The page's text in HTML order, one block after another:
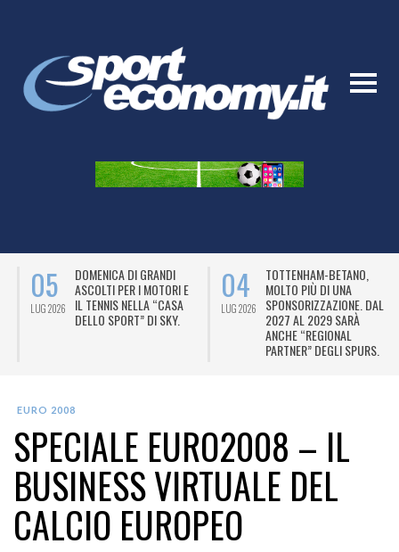
05
LUG 2026
DOMENICA DI GRANDI
ASCOLTI PER I MOTORI E
IL TENNIS NELLA “CASA
DELLO SPORT” DI SKY.
04
LUG 2026
TOTTENHAM-BETANO,
MOLTO PIÙ DI UNA
SPONSORIZZAZIONE. DAL
2027 AL 2029 SARÀ
ANCHE “REGIONAL
PARTNER” DEGLI SPURS.
EURO 2008
SPECIALE EURO2008 – IL
BUSINESS VIRTUALE DEL
CALCIO EUROPEO